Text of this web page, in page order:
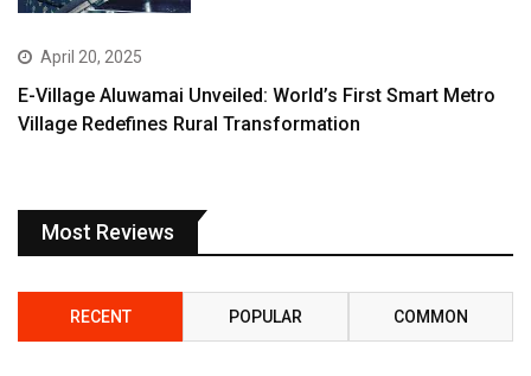
April 20, 2025
E-Village Aluwamai Unveiled: World’s First Smart Metro
Village Redefines Rural Transformation
Most Reviews
RECENT POPULAR COMMON